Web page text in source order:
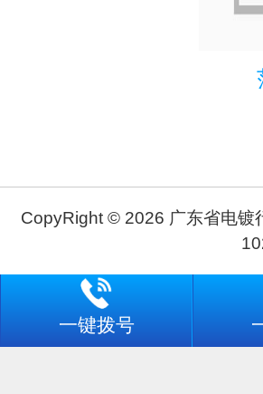
CopyRight © 2026 广东省电
一键拨号